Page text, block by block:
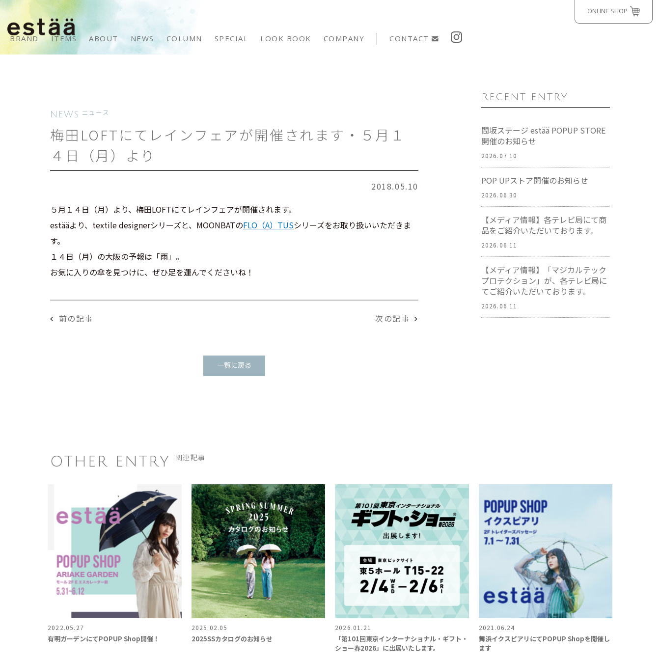
ONLINE SHOP
BRAND ITEMS ABOUT NEWS COLUMN SPECIAL LOOK BOOK COMPANY CONTACT
NEWS ニュース
梅田LOFTにてレインフェアが開催されます・５月１
４日（月）より
2018.05.10
５月１４日（月）より、梅田LOFTにてレインフェアが開催されます。
estääより、textile designerシリーズと、MOONBATのFLO（A）TUSシリーズをお取り扱いいただきま
す。
１４日（月）の大阪の予報は「雨」。
お気に入りの傘を見つけに、ぜひ足を運んでくださいね！
前の記事 次の記事
一覧に戻る
RECENT ENTRY
間坂ステージ estää POPUP STORE
開催のお知らせ
2026.07.10
POP UPストア開催のお知らせ
2026.06.30
【メディア情報】各テレビ局にて商
品をご紹介いただいております。
2026.06.11
【メディア情報】「マジカルテック
プロテクション」が、各テレビ局に
てご紹介いただいております。
2026.06.11
OTHER ENTRY 関連記事
2022.05.27
有明ガーデンにてPOPUP Shop開催！
2025.02.05
2025SSカタログのお知らせ
2026.01.21
「第101回東京インターナショナル・ギフト・
ショー春2026」に出展いたします。
2021.06.24
舞浜イクスピアリにてPOPUP Shopを開催し
ます